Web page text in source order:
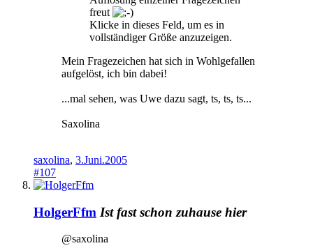
freut
Klicke in dieses Feld, um es in
vollständiger Größe anzuzeigen.
Mein Fragezeichen hat sich in Wohlgefallen
aufgelöst, ich bin dabei!
...mal sehen, was Uwe dazu sagt, ts, ts, ts...
Saxolina
saxolina, 3.Juni.2005
#107
HolgerFfm Ist fast schon zuhause hier
@saxolina